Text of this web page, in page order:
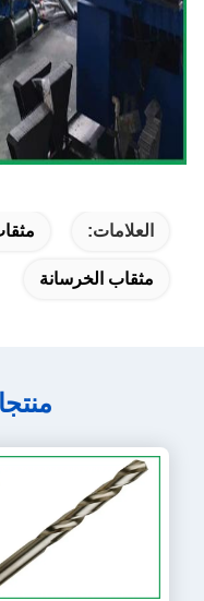
العلامات:
مثقاب الخرسانة